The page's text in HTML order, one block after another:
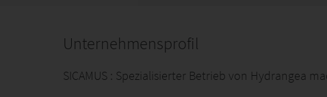
Unternehmensprofil
SICAMUS : Spezialisierter Betrieb von Hydrangea